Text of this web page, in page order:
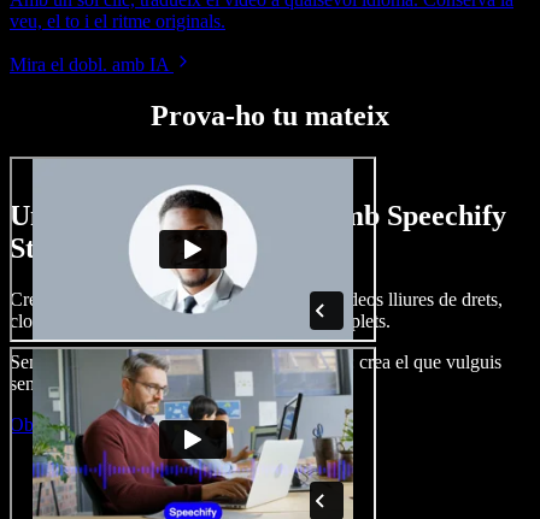
veu, el to i el ritme originals.
Mira el dobl. amb IA
Prova-ho tu mateix
Un tastet del que pots fer amb Speechify
Studio.
Crea dobl. de veu, afegeix imatges, àudio, vídeos lliures de drets,
clona veus i munta projectes multimèdia complets.
Sense corba d’aprenentatge, tot al navegador: crea el que vulguis
sense els límits de sempre.
Obre l'Studio